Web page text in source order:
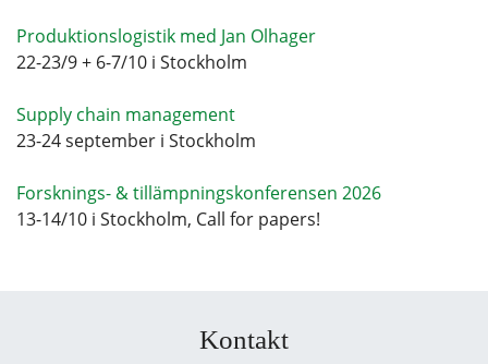
Produktionslogistik med Jan Olhager
22-23/9 + 6-7/10 i Stockholm
Supply chain management
23-24 september i Stockholm
Forsknings- & tillämpningskonferensen 2026
13-14/10 i Stockholm, Call for papers!
Kontakt